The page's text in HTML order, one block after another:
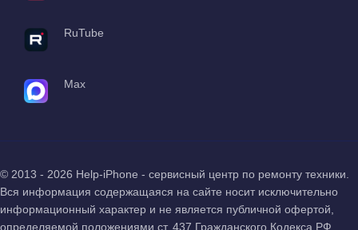
RuTube
Max
© 2013 - 2026 Help-iPhone - сервисный центр по ремонту техники.
Вся информация содержащаяся на сайте носит исключительно
информационный характер и не является публичной офертой,
определяемой положениями ст. 437 Гражданского Кодекса РФ.